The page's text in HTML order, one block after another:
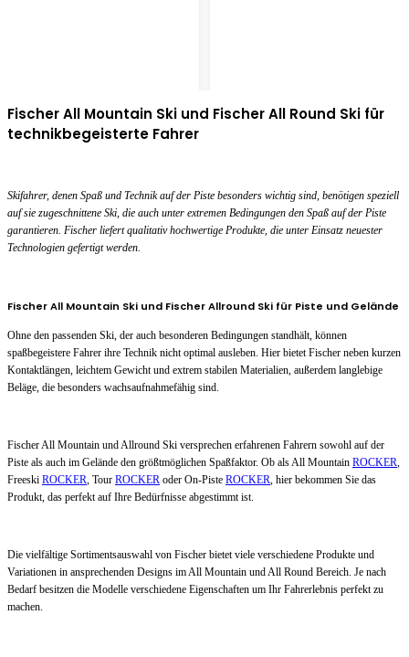
Fischer All Mountain Ski und Fischer All Round Ski für
technikbegeisterte Fahrer
Skifahrer, denen Spaß und Technik auf der Piste besonders wichtig sind, benötigen speziell
auf sie zugeschnittene Ski, die auch unter extremen Bedingungen den Spaß auf der Piste
garantieren. Fischer liefert qualitativ hochwertige Produkte, die unter Einsatz neuester
Technologien gefertigt werden.
Fischer All Mountain Ski und Fischer Allround Ski für Piste und Gelände
Ohne den passenden Ski, der auch besonderen Bedingungen standhält, können
spaßbegeistere Fahrer ihre Technik nicht optimal ausleben. Hier bietet Fischer neben kurzen
Kontaktlängen, leichtem Gewicht und extrem stabilen Materialien, außerdem langlebige
Beläge, die besonders wachsaufnahmefähig sind.
Fischer All Mountain und Allround Ski versprechen erfahrenen Fahrern sowohl auf der
Piste als auch im Gelände den größtmöglichen Spaßfaktor. Ob als All Mountain ROCKER,
Freeski ROCKER, Tour ROCKER oder On-Piste ROCKER, hier bekommen Sie das
Produkt, das perfekt auf Ihre Bedürfnisse abgestimmt ist.
Die vielfältige Sortimentsauswahl von Fischer bietet viele verschiedene Produkte und
Variationen in ansprechenden Designs im All Mountain und All Round Bereich. Je nach
Bedarf besitzen die Modelle verschiedene Eigenschaften um Ihr Fahrerlebnis perfekt zu
machen.